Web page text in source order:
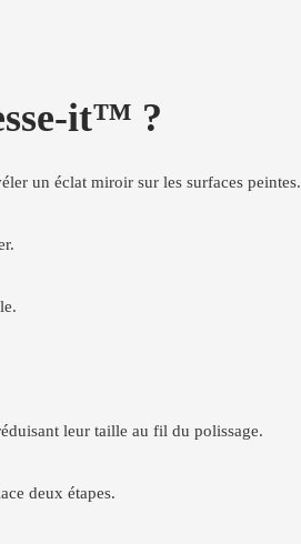
it™ ?
un éclat miroir sur les surfaces peintes.
leur taille au fil du polissage.
deux étapes.